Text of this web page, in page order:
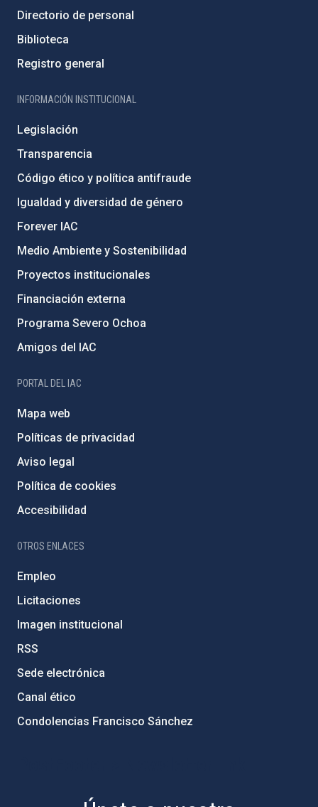
Directorio de personal
Biblioteca
Registro general
INFORMACIÓN INSTITUCIONAL
Legislación
Transparencia
Código ético y política antifraude
Igualdad y diversidad de género
Forever IAC
Medio Ambiente y Sostenibilidad
Proyectos institucionales
Financiación externa
Programa Severo Ochoa
Amigos del IAC
PORTAL DEL IAC
Mapa web
Políticas de privacidad
Aviso legal
Política de cookies
Accesibilidad
OTROS ENLACES
Empleo
Licitaciones
Imagen institucional
RSS
Sede electrónica
Canal ético
Condolencias Francisco Sánchez